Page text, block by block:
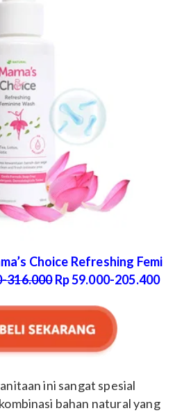
Choice Refreshing Femi
316.000Rp 59.000-205.400
ini sangat spesial
bahan natural yang